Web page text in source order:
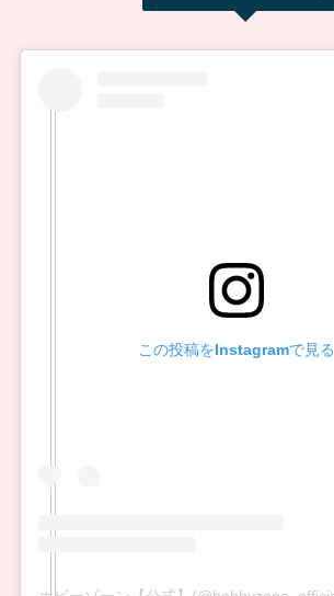
この投稿をInstagramで見る